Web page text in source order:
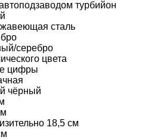
турбийон
сталь
серебро
цвета
цифры
чёрный
18,5 см